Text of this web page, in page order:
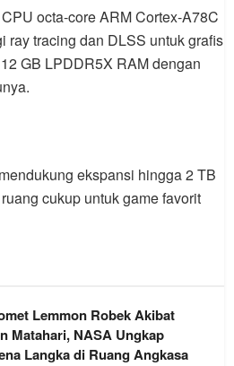
octa-core ARM Cortex-A78C
ray tracing dan DLSS untuk grafis
GB LPDDR5X RAM dengan
ekspansi hingga 2 TB
cukup untuk game favorit
Lemmon Robek Akibat
Matahari, NASA Ungkap
Langka di Ruang Angkasa